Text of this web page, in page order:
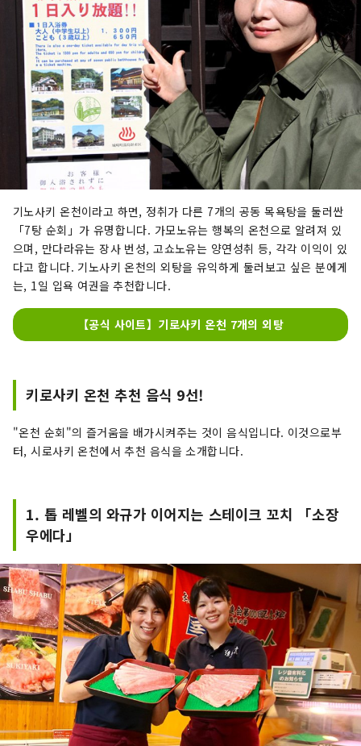
기노사키 온천이라고 하면, 정취가 다른 7개의 공동 목욕탕을 둘러싼
「7탕 순회」가 유명합니다. 가모노유는 행복의 온천으로 알려져 있
으며, 만다라유는 장사 번성, 고쇼노유는 양연성취 등, 각각 이익이 있
다고 합니다. 기노사키 온천의 외탕을 유익하게 둘러보고 싶은 분에게
는, 1일 입욕 여권을 추천합니다.
【공식 사이트】기로사키 온천 7개의 외탕
키로사키 온천 추천 음식 9선!
"온천 순회"의 즐거움을 배가시켜주는 것이 음식입니다. 이것으로부
터, 시로사키 온천에서 추천 음식을 소개합니다.
1. 톱 레벨의 와규가 이어지는 스테이크 꼬치 「소장
우에다」